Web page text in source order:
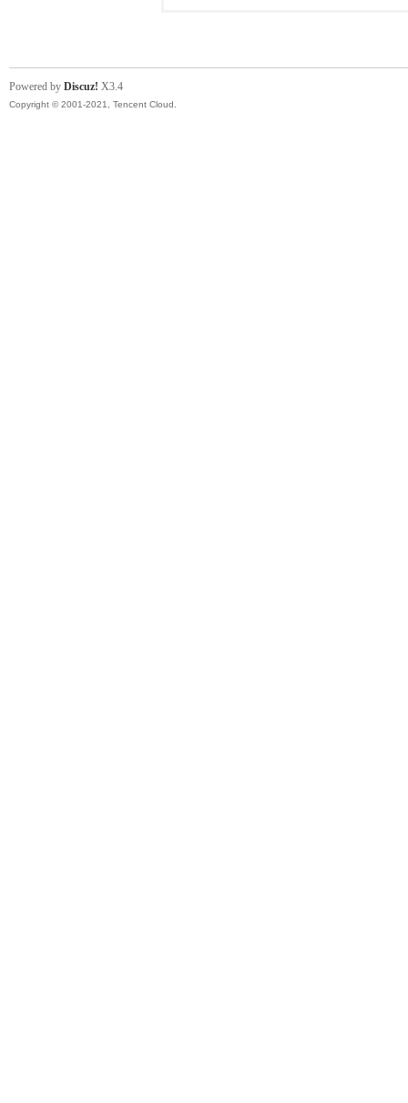
Powered by Discuz! X3.4
Copyright © 2001-2021, Tencent Cloud.